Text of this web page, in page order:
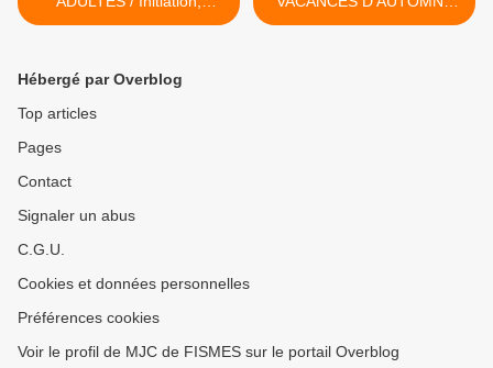
perfectionnement
ADOS ET CENTRE de
Hébergé par Overblog
Top articles
Pages
Contact
Signaler un abus
C.G.U.
Cookies et données personnelles
Préférences cookies
Voir le profil de MJC de FISMES sur le portail Overblog